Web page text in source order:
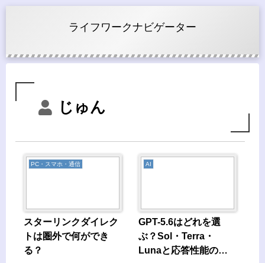
ライフワークナビゲーター
じゅん
PC・スマホ・通信
スターリンクダイレク
トは圏外で何ができ
る？
AI
GPT-5.6はどれを選
ぶ？Sol・Terra・
Lunaと応答性能の違